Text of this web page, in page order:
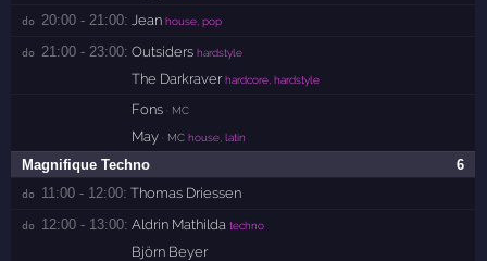
do 20:00 - 21:00: Jean house, pop
do 21:00 - 23:00: Outsiders hardstyle
The Darkraver hardcore, hardstyle
Fons · MC
May · MC house, latin
6
Magnifique Techno
do 11:00 - 12:00: Thomas Driessen
do 12:00 - 13:00: Aldrin Mathilda techno
Björn Beyer